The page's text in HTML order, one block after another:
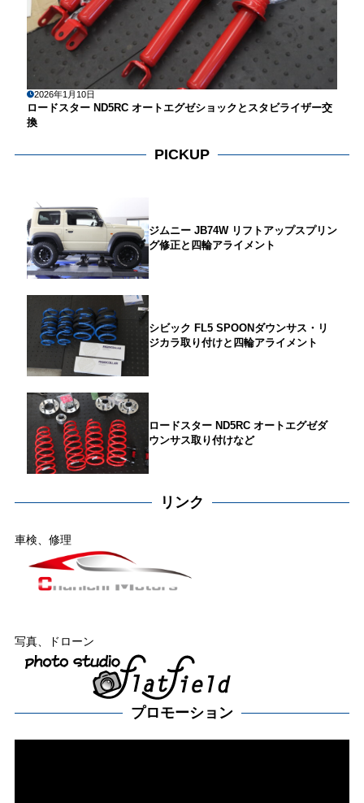
2026年1月10日
ロードスター ND5RC オートエグゼショックとスタビライザー交
換
PICKUP
ジムニー JB74W リフトアップスプリン
グ修正と四輪アライメント
シビック FL5 SPOONダウンサス・リ
ジカラ取り付けと四輪アライメント
ロードスター ND5RC オートエグゼダ
ウンサス取り付けなど
リンク
車検、修理
写真、ドローン
プロモーション